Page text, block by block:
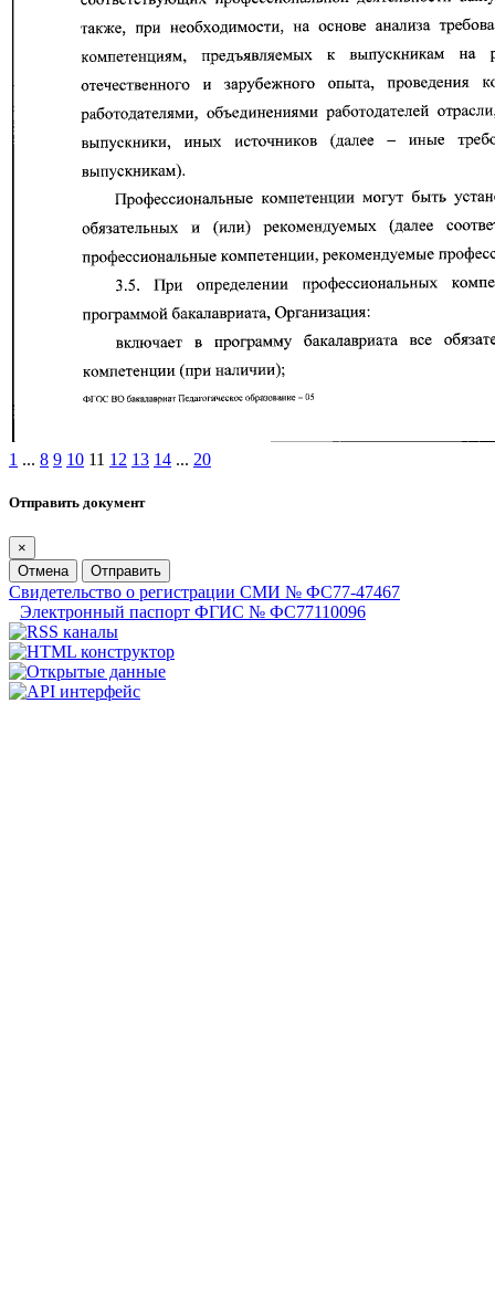
1 ... 8 9 10 11 12 13 14 ... 20
Отправить документ
×
Отмена
Отправить
Свидетельство о регистрации СМИ № ФС77-47467
Электронный паспорт ФГИС № ФС77110096